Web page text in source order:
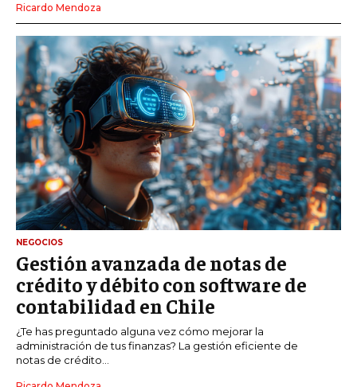
Ricardo Mendoza
NEGOCIOS
Gestión avanzada de notas de
crédito y débito con software de
contabilidad en Chile
¿Te has preguntado alguna vez cómo mejorar la
administración de tus finanzas? La gestión eficiente de
notas de crédito...